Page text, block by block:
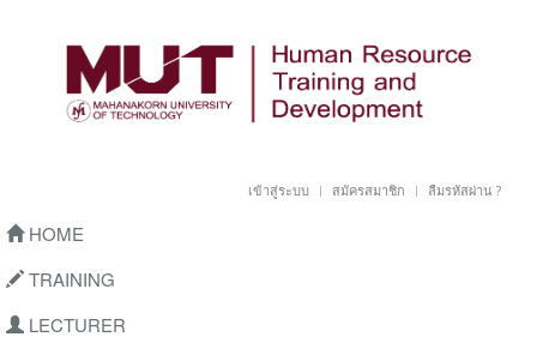
เข้าสู่ระบบ สมัครสมาชิก ลืมรหัสผ่าน ?
HOME
TRAINING
LECTURER